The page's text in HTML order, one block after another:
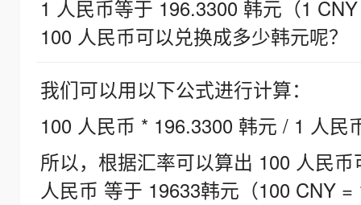
1 人民币等于 196.3300 韩元（1
100 人民币可以兑换成多少韩元呢？
我们可以用以下公式进行计算：
100 人民币 * 196.3300 韩元 / 1 人民
所以，根据汇率可以算出 100 人民
人民币 等于 19633韩元（100 CNY =